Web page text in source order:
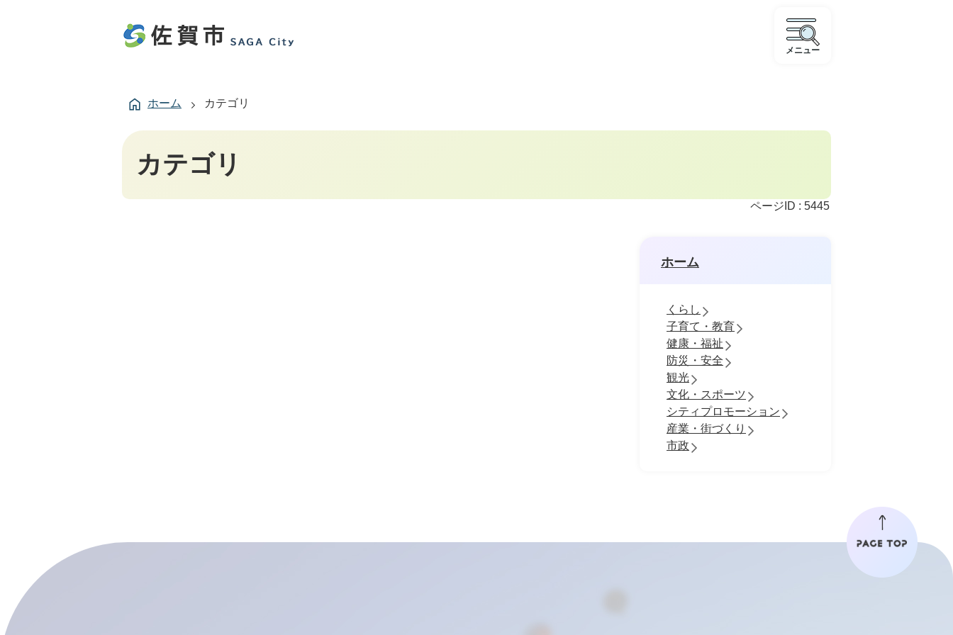
メニュー
ホーム カテゴリ
カテゴリ
ページID : 5445
ホーム
くらし
子育て・教育
健康・福祉
防災・安全
観光
文化・スポーツ
シティプロモーション
産業・街づくり
市政